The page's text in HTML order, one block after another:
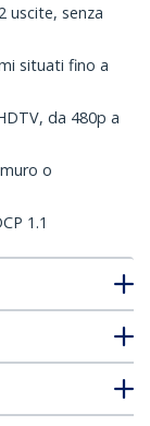
uscite, senza
situati fino a
da 480p a
o
1.1